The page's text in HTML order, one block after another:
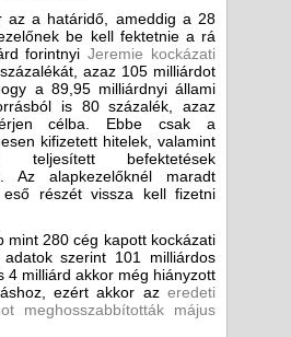
az a határidő, ameddig a 28
be kell fektetnie a rá
forintnyiJeremie kockázati
azaz 105 milliárdot
a 89,95 milliárdnyi állami
is 80 százalék, azaz
célba. Ebbe csak a
kifizetett hitelek, valamint
teljesített befektetések
Az alapkezelőknél maradt
részét vissza kell fizetni
mint 280 cég kapott kockázati
szerint 101 milliárdos
4 milliárd akkor még hiányzott
ezért akkor az eredeti
meghosszabbították május